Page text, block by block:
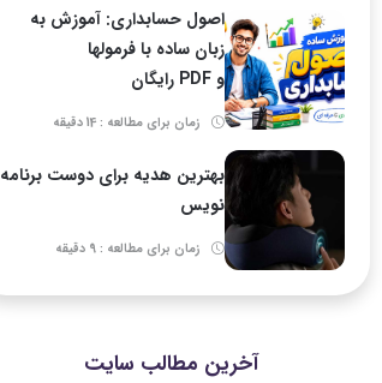
اصول حسابداری: آموزش به
زبان ساده با فرمولها
و PDF رایگان
زمان برای مطالعه : 14 دقیقه
بهترین هدیه برای دوست برنامه
نویس
زمان برای مطالعه : 9 دقیقه
آخرین مطالب سایت